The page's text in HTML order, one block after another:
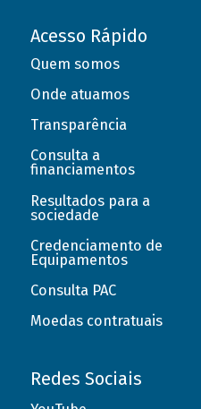
Acesso Rápido
Quem somos
Onde atuamos
Transparência
Consulta a
financiamentos
Resultados para a
sociedade
Credenciamento de
Equipamentos
Consulta PAC
Moedas contratuais
Redes Sociais